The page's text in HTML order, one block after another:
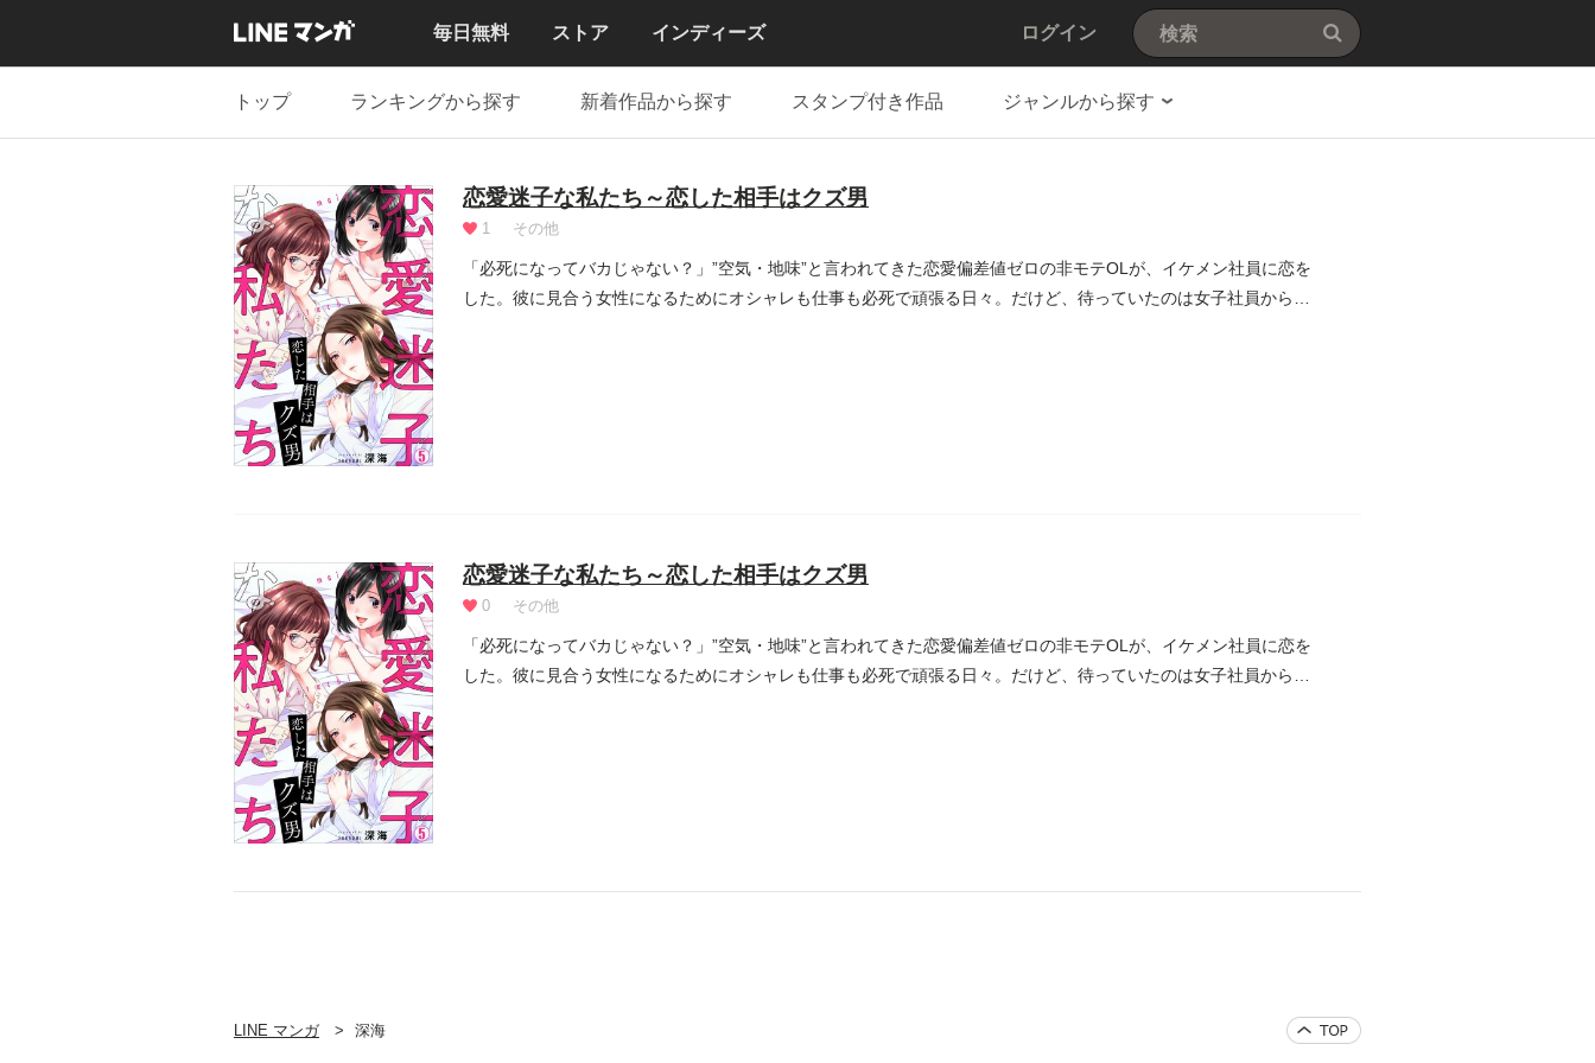
毎日無料 ストア インディーズ ログイン
トップ ランキングから探す 新着作品から探す スタンプ付き作品 ジャンルから探す
恋愛迷子な私たち～恋した相手はクズ男
1 その他
「必死になってバカじゃない？」”空気・地味”と言われてきた恋愛偏差値ゼロの非モテOLが、イケメン社員に恋を
した。彼に見合う女性になるためにオシャレも仕事も必死で頑張る日々。だけど、待っていたのは女子社員からの
恋愛迷子な私たち～恋した相手はクズ男
0 その他
「必死になってバカじゃない？」”空気・地味”と言われてきた恋愛偏差値ゼロの非モテOLが、イケメン社員に恋を
した。彼に見合う女性になるためにオシャレも仕事も必死で頑張る日々。だけど、待っていたのは女子社員からの
LINE マンガ 深海